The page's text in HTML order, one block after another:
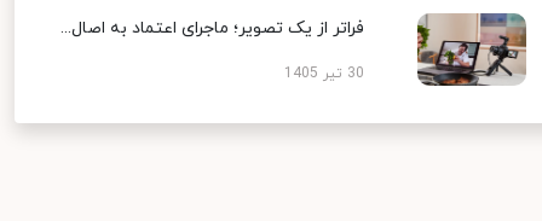
فراتر از یک تصویر؛ ماجرای اعتماد به اصال...
30 تیر 1405